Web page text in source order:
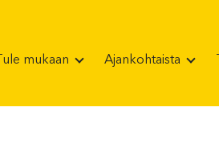
Tule mukaan Ajankohtaista